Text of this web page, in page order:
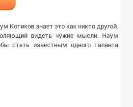
Котиков знает это как никто другой.
видеть чужие мысли. Наум
стать известным одного таланта